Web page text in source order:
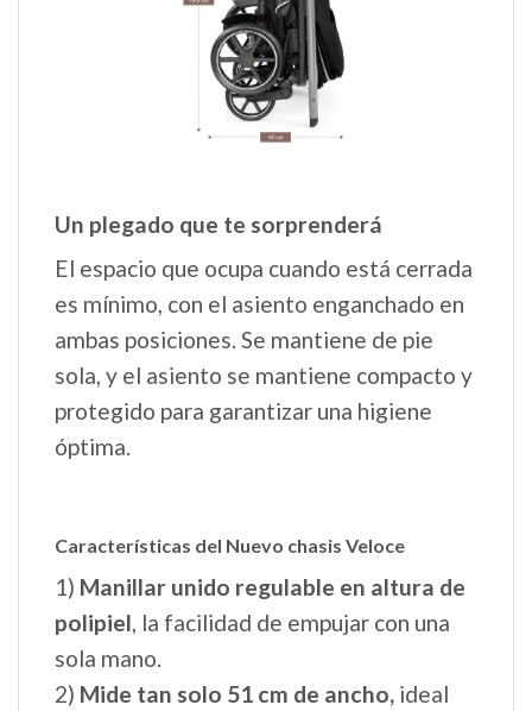
Un plegado que te sorprenderá
El espacio que ocupa cuando está cerrada
es mínimo, con el asiento enganchado en
ambas posiciones. Se mantiene de pie
sola, y el asiento se mantiene compacto y
protegido para garantizar una higiene
óptima.
Características del Nuevo chasis Veloce
1) Manillar unido regulable en altura de
polipiel, la facilidad de empujar con una
sola mano.
2) Mide tan solo 51 cm de ancho, ideal